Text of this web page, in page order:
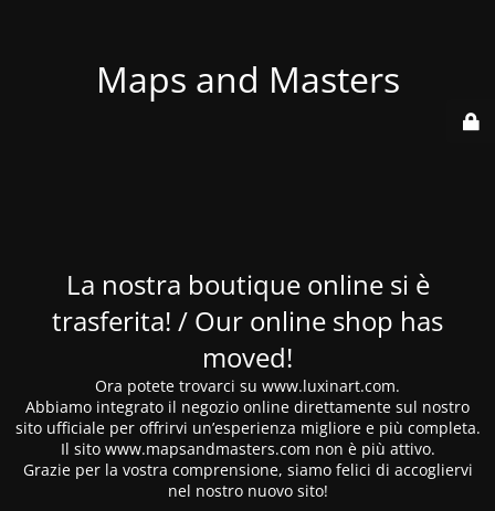
Maps and Masters
La nostra boutique online si è
trasferita! / Our online shop has
moved!
Ora potete trovarci su www.luxinart.com.
Abbiamo integrato il negozio online direttamente sul nostro
sito ufficiale per offrirvi un’esperienza migliore e più completa.
Il sito www.mapsandmasters.com non è più attivo.
Grazie per la vostra comprensione, siamo felici di accogliervi
nel nostro nuovo sito!